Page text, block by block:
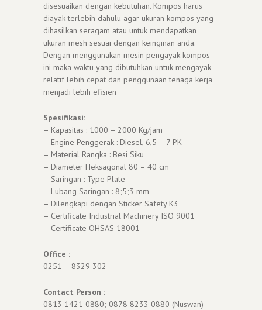
disesuaikan dengan kebutuhan. Kompos harus
diayak terlebih dahulu agar ukuran kompos yang
dihasilkan seragam atau untuk mendapatkan
ukuran mesh sesuai dengan keinginan anda.
Dengan menggunakan mesin pengayak kompos
ini maka waktu yang dibutuhkan untuk mengayak
relatif lebih cepat dan penggunaan tenaga kerja
menjadi lebih efisien
Spesifikasi:
– Kapasitas : 1000 – 2000 Kg/jam
– Engine Penggerak : Diesel, 6,5 – 7 PK
– Material Rangka : Besi Siku
– Diameter Heksagonal 80 – 40 cm
– Saringan : Type Plate
– Lubang Saringan : 8;5;3 mm
– Dilengkapi dengan Sticker Safety K3
– Certificate Industrial Machinery ISO 9001
– Certificate OHSAS 18001
Office :
0251 – 8329 302
Contact Person :
0813 1421 0880; 0878 8233 0880 (Nuswan)